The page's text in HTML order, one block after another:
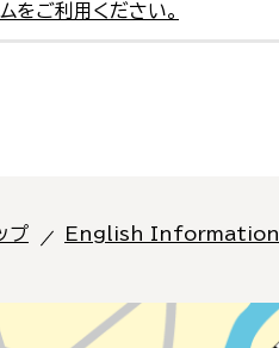
をご利用ください。
プ English Information